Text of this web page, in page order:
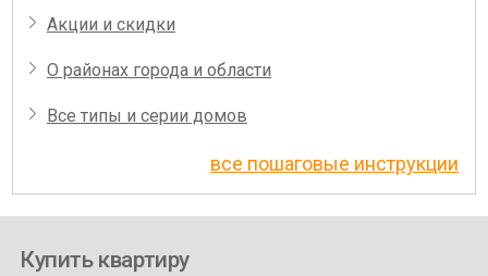
Акции и скидки
О районах города и области
Все типы и серии домов
все пошаговые инструкции
Купить квартиру